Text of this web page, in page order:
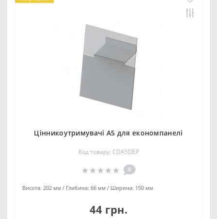
Цінникоутримувачі А5 для економпанелі
Код товару: CDA5DEP
0
Висота: 202 мм Глибина: 66 мм Ширина: 150 мм
44 грн.